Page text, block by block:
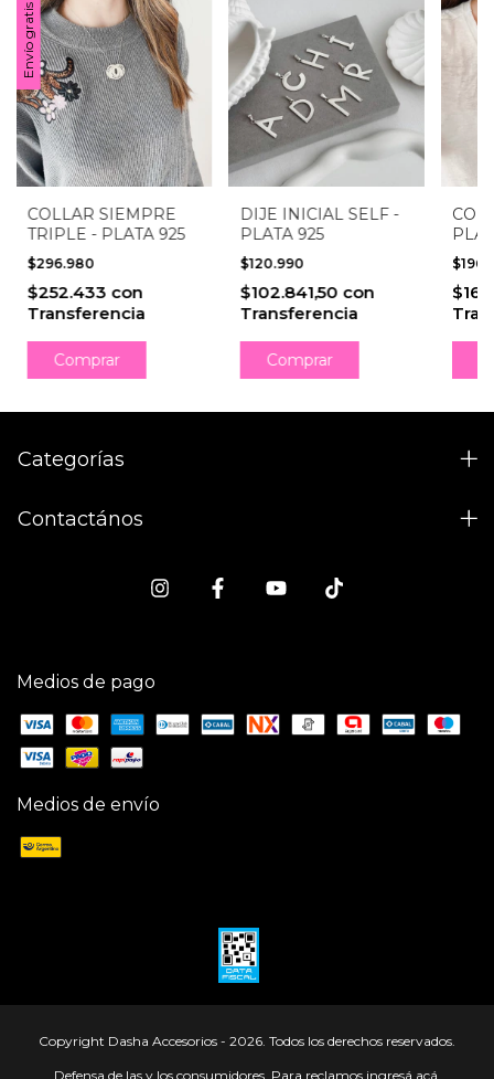
Envío gratis
COLLAR SIEMPRE
TRIPLE - PLATA 925
$296.980
$252.433 con
Transferencia
Comprar
DIJE INICIAL SELF -
PLATA 925
$120.990
$102.841,50 con
Transferencia
Comprar
Categorías
Contactános
Medios de pago
Medios de envío
Copyright Dasha Accesorios - 2026. Todos los derechos reservados.
Defensa de las y los consumidores. Para reclamos ingresá acá.